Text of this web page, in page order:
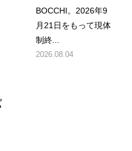
BOCCHI。2026年9
月21日をもって現体
制終...
2026.08.04